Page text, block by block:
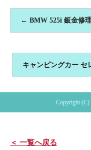
← BMW 525i 鈑金修
キャンピングカー セ
Copyright
＜ 一覧へ戻る